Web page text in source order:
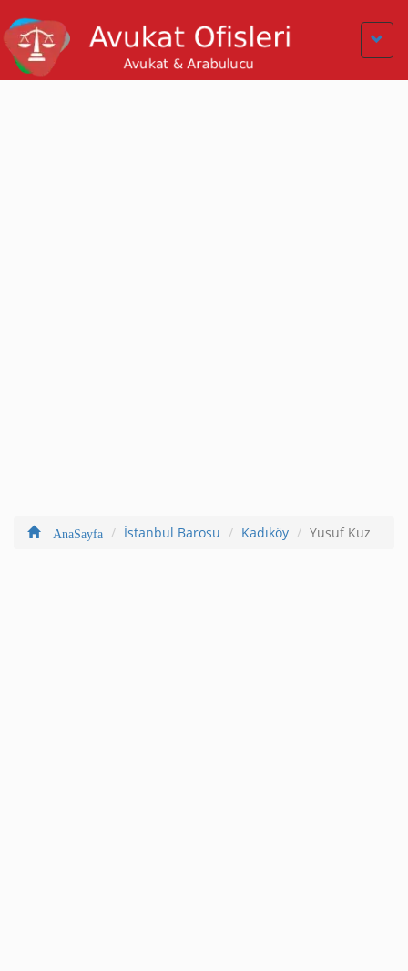
AnaSayfa İstanbul Barosu Kadıköy Yusuf Kuz